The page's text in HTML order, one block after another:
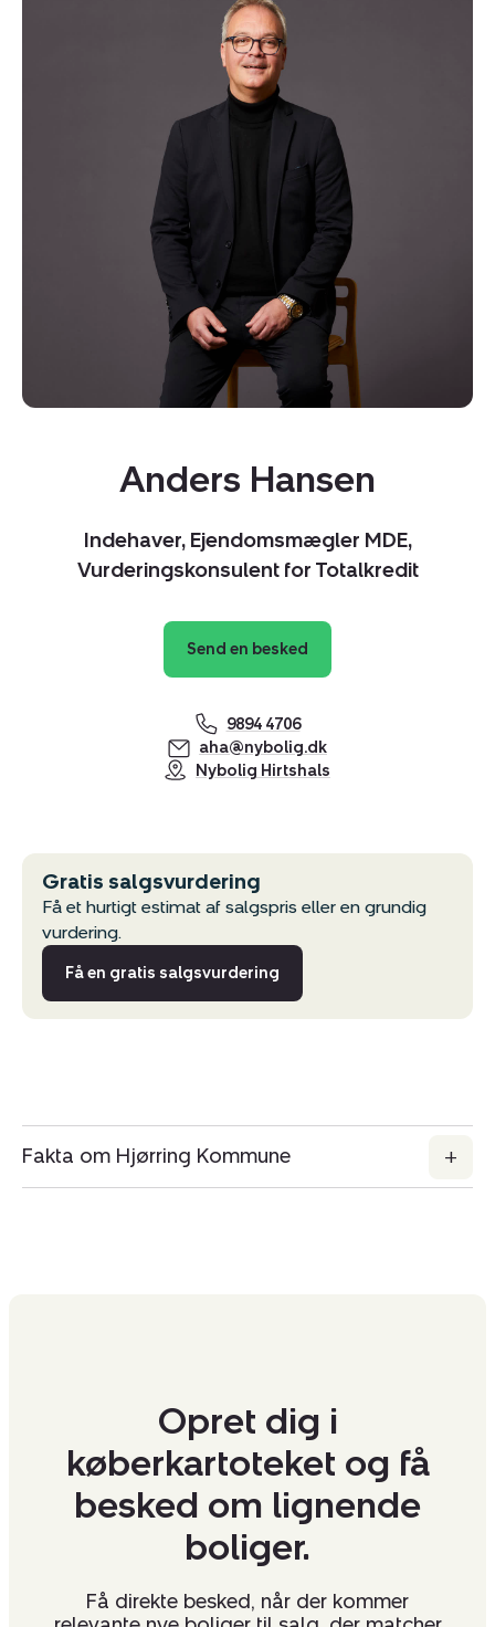
Anders Hansen
Indehaver, Ejendomsmægler MDE,
Vurderingskonsulent for Totalkredit
Send en besked
9894 4706
aha@nybolig.dk
Nybolig Hirtshals
Gratis salgsvurdering
Få et hurtigt estimat af salgspris eller en grundig
vurdering.
Få en gratis salgsvurdering
Fakta om Hjørring Kommune
Opret dig i
køberkartoteket og få
besked om lignende
boliger.
Få direkte besked, når der kommer
Kopier link